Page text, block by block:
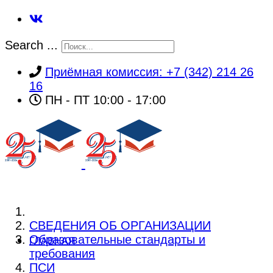
Search ...
Приёмная комиссия: +7 (342) 214 26
16
ПН - ПТ 10:00 - 17:00
ГЛАВНАЯ
СВЕДЕНИЯ ОБ ОРГАНИЗАЦИИ
Образовательные стандарты и
требования
ПСИ